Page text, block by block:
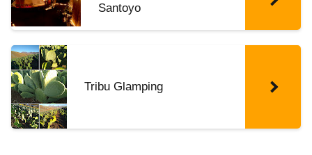
Santoyo
Tribu Glamping